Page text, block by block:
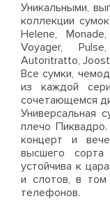
Уникальными,
коллекции
Helene,
Voyager,
Autoritratto,
Все сумки,
из каждой
сочетающемся
Универсальная
плечо
концерт и
высшего
устойчива к
и слотов, в том
телефонов.